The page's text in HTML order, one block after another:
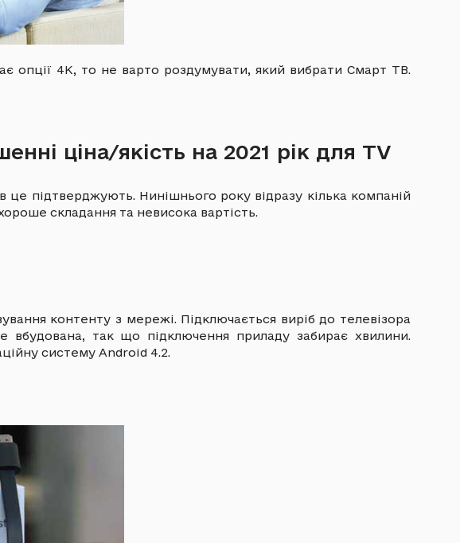
опції 4К, то не варто роздумувати, який вибрати Смарт ТВ.
ціна/якість на 2021 рік для TV
це підтверджують. Нинішнього року відразу кілька компаній
складання та невисока вартість.
контенту з мережі. Підключається виріб до телевізора
вбудована, так що підключення приладу забирає хвилини.
систему Android 4.2.